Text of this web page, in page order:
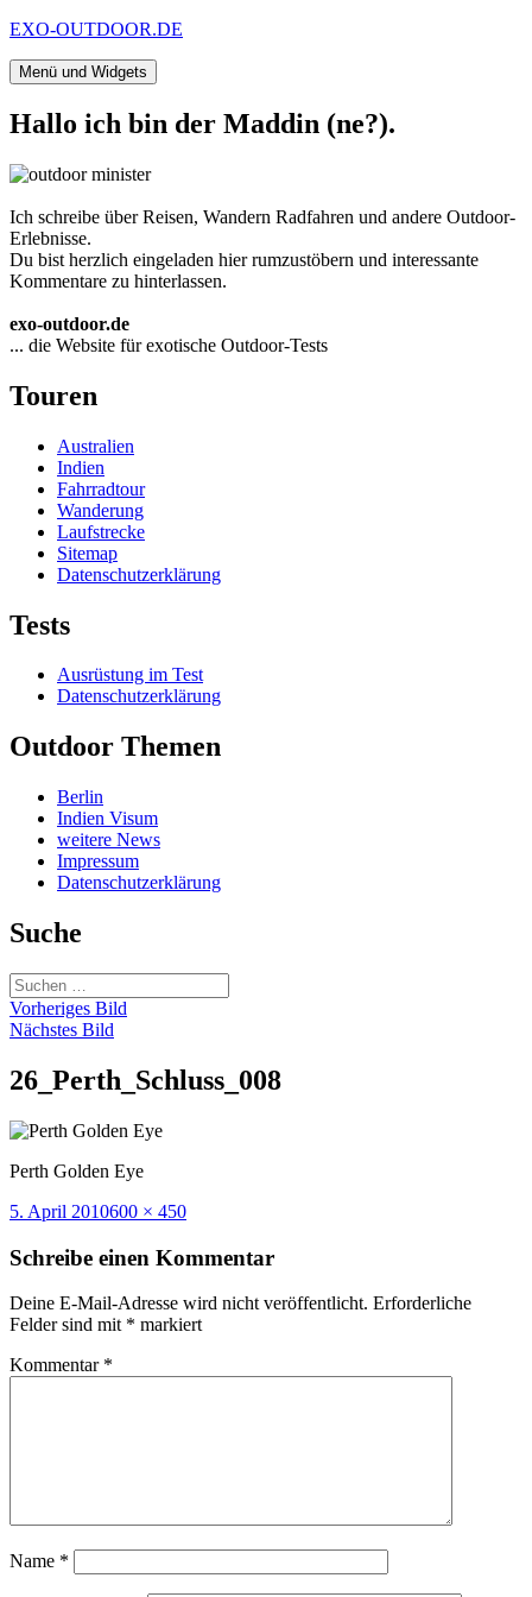
Zum
springen
EXO-OUTDOOR.DE
Menü und Widgets
Hallo ich bin der Maddin (ne?).
Ich schreibe über Reisen, Wandern Radfahren und andere Outdoor-
Erlebnisse.
Du bist herzlich eingeladen hier rumzustöbern und interessante
Kommentare zu hinterlassen.
exo-outdoor.de
... die Website für exotische Outdoor-Tests
Touren
Australien
Indien
Fahrradtour
Wanderung
Laufstrecke
Sitemap
Datenschutzerklärung
Tests
Ausrüstung im Test
Datenschutzerklärung
Outdoor Themen
Berlin
Indien Visum
weitere News
Impressum
Datenschutzerklärung
Suche
Suchen
nach:
Vorheriges Bild
Nächstes Bild
26_Perth_Schluss_008
Perth Golden Eye
Veröffentlicht
5. April 2010Volle
600 × 450
Schreibe einen Kommentar
Deine E-Mail-Adresse wird nicht veröffentlicht. Erforderliche
Felder sind mit * markiert
Kommentar *
Name *